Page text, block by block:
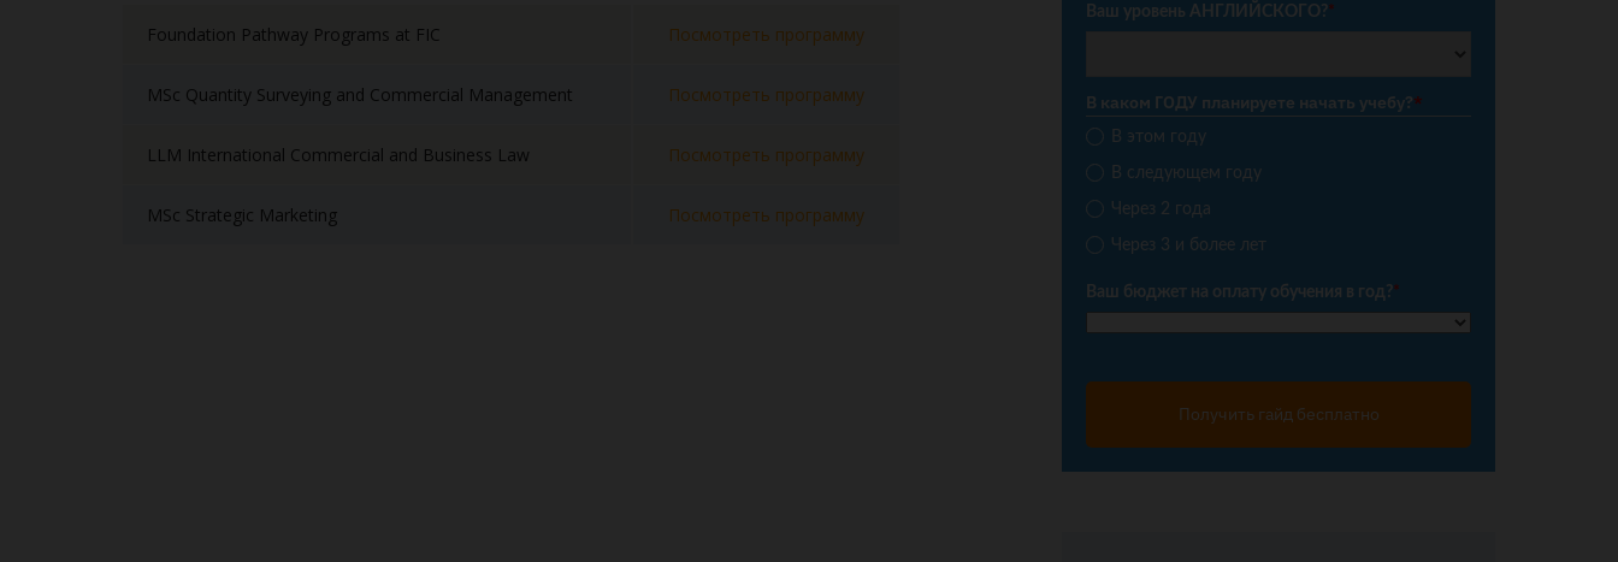
Foundation Pathway Programs at FIC Посмотреть программу
MSc Quantity Surveying and Commercial Management Посмотреть программу
LLM International Commercial and Business Law Посмотреть программу
MSc Strategic Marketing Посмотреть программу
Ваш уровень АНГЛИЙСКОГО?*
В каком ГОДУ планируете начать учебу?*
В этом году
В следующем году
Через 2 года
Через 3 и более лет
Ваш бюджет на оплату обучения в год?*
Получить гайд бесплатно